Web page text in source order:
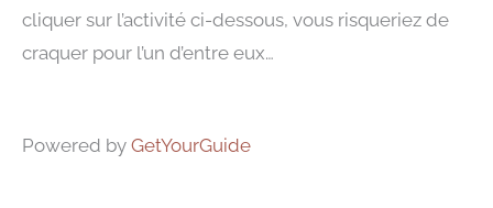
cliquer sur l’activité ci-dessous, vous risqueriez de
craquer pour l’un d’entre eux…
Powered by GetYourGuide